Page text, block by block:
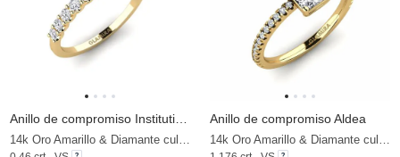
Anillo de compromiso Aldea